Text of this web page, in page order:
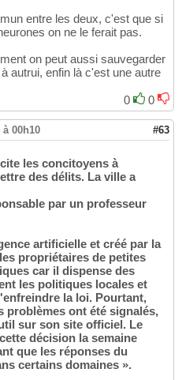
entre les deux, c'est que si
on ne le ferait pas.
on peut aussi sauvegarder
autrui, enfin là c'est une autre
0
0
à 00h10 #63
les concitoyens à
des délits. La ville a
par un professeur
artificielle et créé par la
propriétaires de petites
car il dispense des
les politiques locales et
la loi. Pourtant,
problèmes ont été signalés,
sur son site officiel. Le
décision la semaine
que les réponses du
certains domaines ».